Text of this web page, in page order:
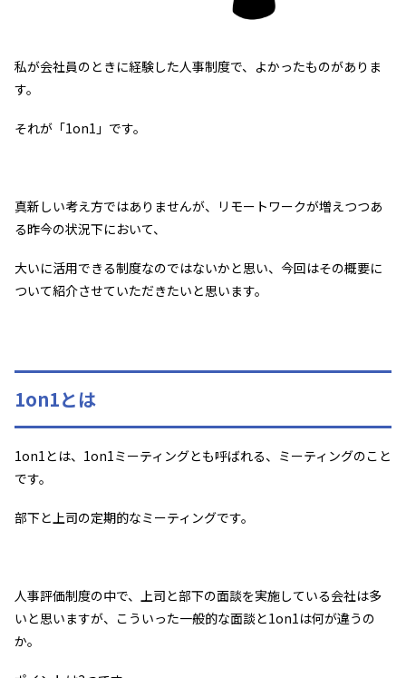
私が会社員のときに経験した人事制度で、よかったものがありま
す。
それが「1on1」です。
真新しい考え方ではありませんが、リモートワークが増えつつあ
る昨今の状況下において、
大いに活用できる制度なのではないかと思い、今回はその概要に
ついて紹介させていただきたいと思います。
1on1とは
1on1とは、1on1ミーティングとも呼ばれる、ミーティングのこと
です。
部下と上司の定期的なミーティングです。
人事評価制度の中で、上司と部下の面談を実施している会社は多
いと思いますが、こういった一般的な面談と1on1は何が違うの
か。